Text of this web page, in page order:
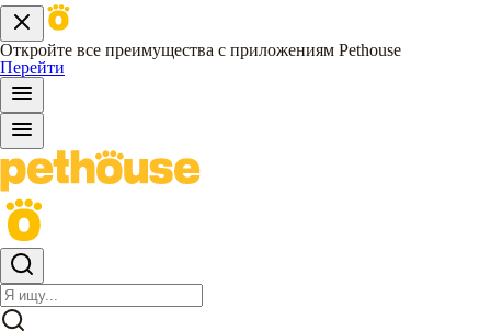
Откройте все преимущества с приложениям Pethouse
Перейти